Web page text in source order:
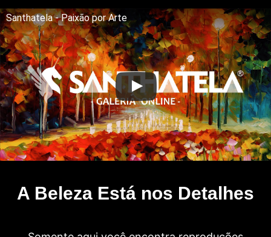
Santhatela - Paixão por Arte
A Beleza Está nos Detalhes